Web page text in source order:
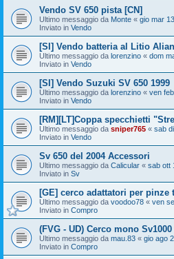
Vendo SV 650 pista [CN]
Ultimo messaggio da Monte « gio mar
Inviato in Vendo
[SI] Vendo batteria al Litio
Ultimo messaggio da lorenzino « dom
Inviato in Vendo
[SI] Vendo Suzuki SV 650 1999
Ultimo messaggio da lorenzino « ven
Inviato in Vendo
[RM][LT]Coppa specchietti
Ultimo messaggio da sniper765 « sab
Inviato in Vendo
Sv 650 del 2004 Accessori
Ultimo messaggio da Calicular « sab ott
Inviato in Sv
[GE] cerco adattatori per
Ultimo messaggio da voodoo78 « ven
Inviato in Compro
(FVG - UD) Cerco mono
Ultimo messaggio da mau.83 « gio ago
Inviato in Compro